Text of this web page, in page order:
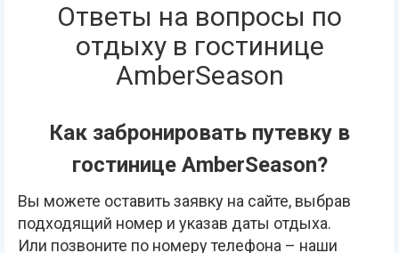
Ответы на вопросы по
отдыху в гостинице
AmberSeason
Как забронировать путевку в
гостинице AmberSeason?
Вы можете оставить заявку на сайте, выбрав
подходящий номер и указав даты отдыха.
Или позвоните по номеру телефона – наши